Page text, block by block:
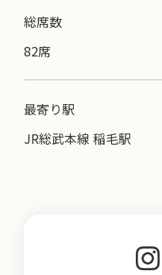
総席数
82席
最寄り駅
JR総武本線 稲毛駅